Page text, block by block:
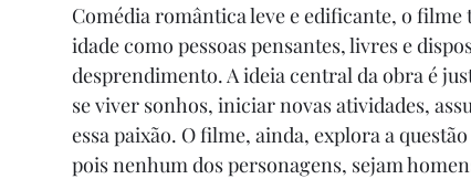
Comédia romântica leve e edificante, o
idade como pessoas pensantes, livres e
desprendimento. A ideia central da obra é
se viver sonhos, iniciar novas atividades,
essa paixão. O filme, ainda, explora a
pois nenhum dos personagens, sejam